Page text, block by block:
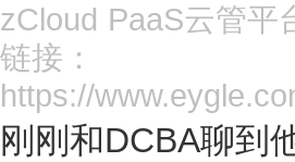
zCloud PaaS云管平
链接：
https://
刚刚和DCBA聊到